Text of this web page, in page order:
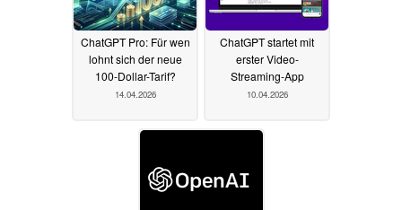
ChatGPT Pro: Für wen
lohnt sich der neue
100-Dollar-Tarif?
14.04.2026
ChatGPT startet mit
erster Video-
Streaming-App
10.04.2026